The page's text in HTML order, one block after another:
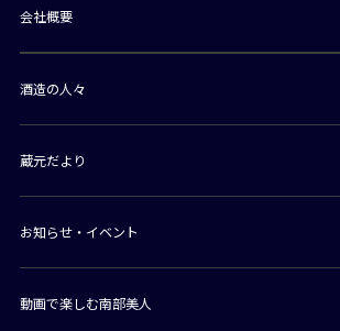
会社概要
酒造の人々
蔵元だより
お知らせ・イベント
動画で楽しむ南部美人